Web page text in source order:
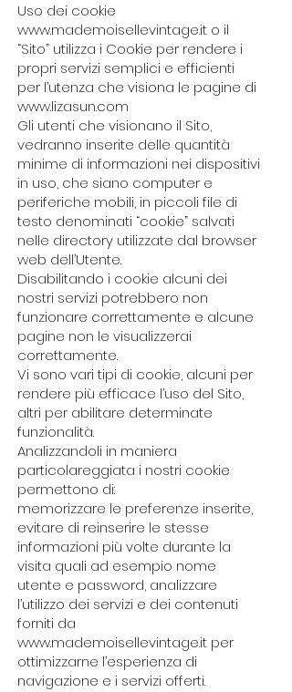
Uso dei cookie
www.mademoisellevintage.it o il
“Sito” utilizza i Cookie per rendere i
propri servizi semplici e efficienti
per l’utenza che visiona le pagine di
www.lizasun.com
Gli utenti che visionano il Sito,
vedranno inserite delle quantità
minime di informazioni nei dispositivi
in uso, che siano computer e
periferiche mobili, in piccoli file di
testo denominati “cookie” salvati
nelle directory utilizzate dal browser
web dell’Utente.
Disabilitando i cookie alcuni dei
nostri servizi potrebbero non
funzionare correttamente e alcune
pagine non le visualizzerai
correttamente.
Vi sono vari tipi di cookie, alcuni per
rendere più efficace l’uso del Sito,
altri per abilitare determinate
funzionalità.
Analizzandoli in maniera
particolareggiata i nostri cookie
permettono di:
memorizzare le preferenze inserite,
evitare di reinserire le stesse
informazioni più volte durante la
visita quali ad esempio nome
utente e password, analizzare
l’utilizzo dei servizi e dei contenuti
forniti da
www.mademoisellevintage.it per
ottimizzarne l’esperienza di
navigazione e i servizi offerti.